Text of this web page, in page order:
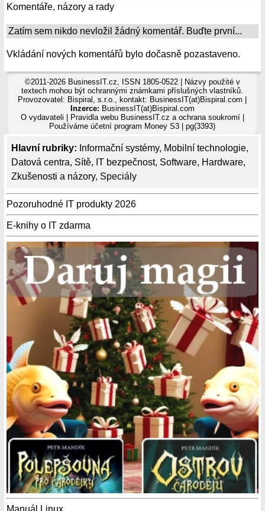
Hlavní rubriky: Informační systémy, Mobilní technologie,
Datová centra, Sítě, IT bezpečnost, Software, Hardware,
Zkušenosti a názory, Speciály
Pozoruhodné IT produkty 2026
E-knihy o IT zdarma
Manuál Linux
Komentáře, názory a rady
Zatím sem nikdo nevložil žádný komentář. Buďte první...
Vkládání nových komentářů bylo dočasně pozastaveno.
©2011-2026 BusinessIT.cz, ISSN 1805-0522 | Názvy použité v
textech mohou být ochrannými známkami příslušných vlastníků.
Provozovatel: Bispiral, s.r.o., kontakt: BusinessIT(at)Bispiral.com |
Inzerce: BusinessIT(at)Bispiral.com
O vydavateli
Pravidla webu BusinessIT.cz a ochrana soukromí|
Používámeúčetní program Money S3 | pg(3393)